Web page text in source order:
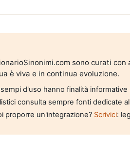
sono curati con
è viva e in continua evoluzione.
d'uso hanno finalità informative
consulta sempre fonti dedicate
proporre un'integrazione? Scrivici: